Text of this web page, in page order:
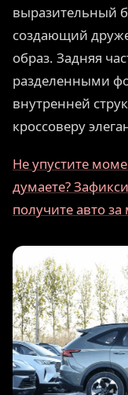
выразительный
создающий
образ. Задняя
разделенными
внутренней
кроссоверу
Не упустите
думаете?
получите авто за